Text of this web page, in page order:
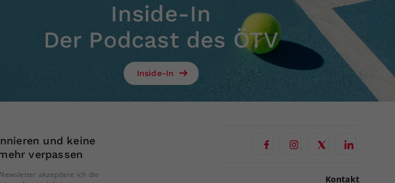
Inside-In
Der Podcast des ÖTV
Inside-In
und keine
verpassen
akzeptiere ich die
Kontakt